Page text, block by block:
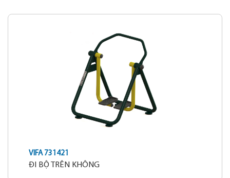
VIFA 731421
ĐI BỘ TRÊN KHÔNG